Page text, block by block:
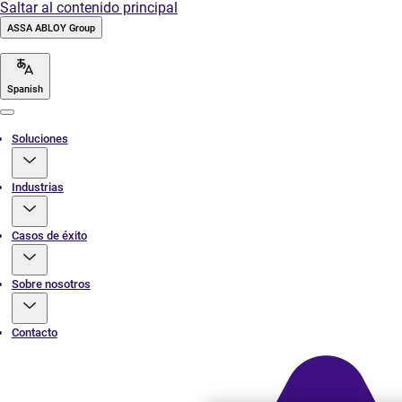
Saltar al contenido principal
ASSA ABLOY Group
Spanish
Soluciones
Industrias
Casos de éxito
Sobre nosotros
Contacto